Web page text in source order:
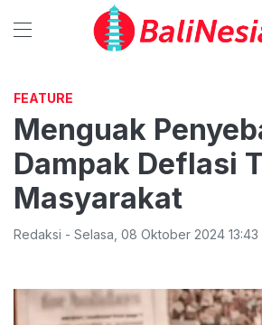
FEATURE
Menguak
Dampak Deflasi
Masyarakat
Redaksi - Selasa 08 Oktober 2024 13:43